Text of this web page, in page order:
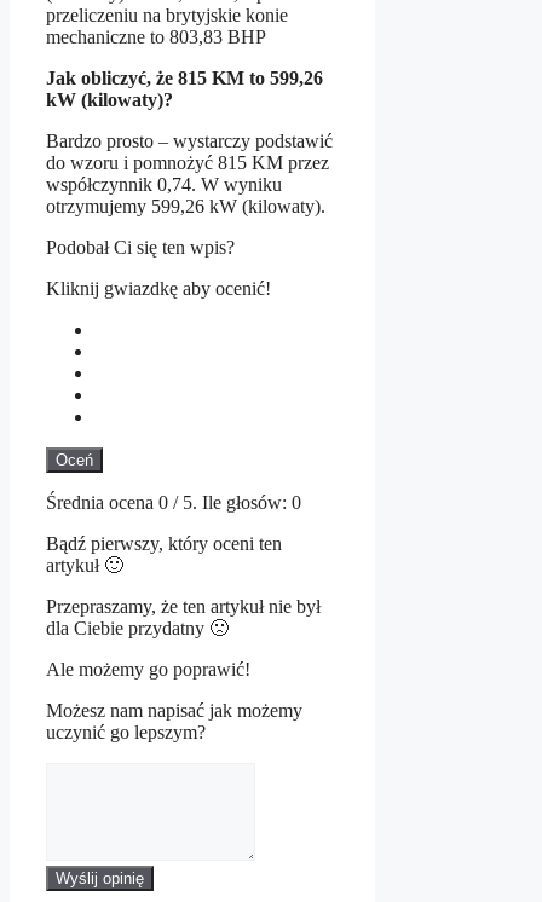
przeliczeniu na brytyjskie konie
mechaniczne to 803,83 BHP
Jak obliczyć, że 815 KM to 599,26
kW (kilowaty)?
Bardzo prosto – wystarczy podstawić
do wzoru i pomnożyć 815 KM przez
współczynnik 0,74. W wyniku
otrzymujemy 599,26 kW (kilowaty).
Podobał Ci się ten wpis?
Kliknij gwiazdkę aby ocenić!
Oceń
Średnia ocena 0 / 5. Ile głosów: 0
Bądź pierwszy, który oceni ten
artykuł 🙂
Przepraszamy, że ten artykuł nie był
dla Ciebie przydatny 🙁
Ale możemy go poprawić!
Możesz nam napisać jak możemy
uczynić go lepszym?
Wyślij opinię